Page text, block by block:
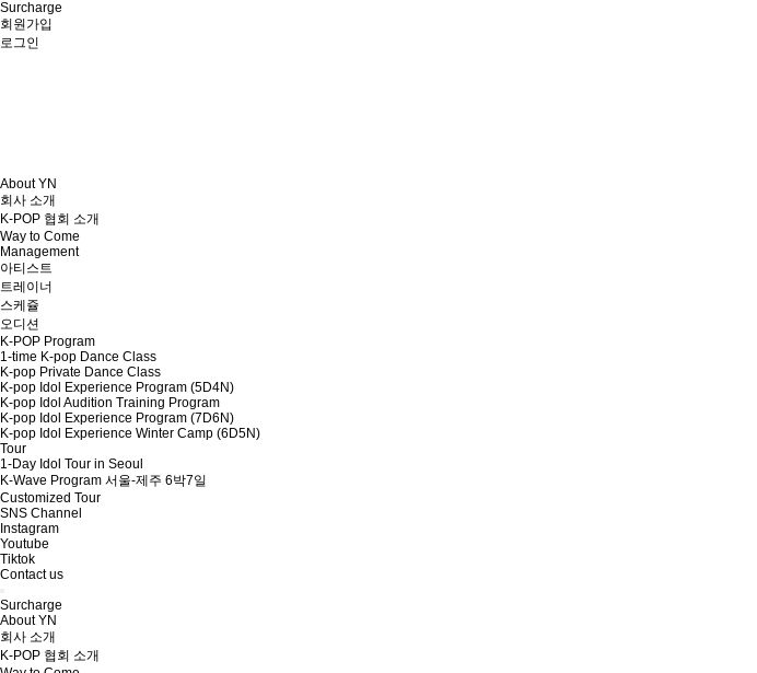
Surcharge
회원가입
로그인
About YN
회사 소개
K-POP 협회 소개
Way to Come
Management
아티스트
트레이너
스케쥴
오디션
K-POP Program
1-time K-pop Dance Class
K-pop Private Dance Class
K-pop Idol Experience Program (5D4N)
K-pop Idol Audition Training Program
K-pop Idol Experience Program (7D6N)
K-pop Idol Experience Winter Camp (6D5N)
Tour
1-Day Idol Tour in Seoul
K-Wave Program 서울-제주 6박7일
Customized Tour
SNS Channel
Instagram
Youtube
Tiktok
Contact us
Surcharge
About YN
회사 소개
K-POP 협회 소개